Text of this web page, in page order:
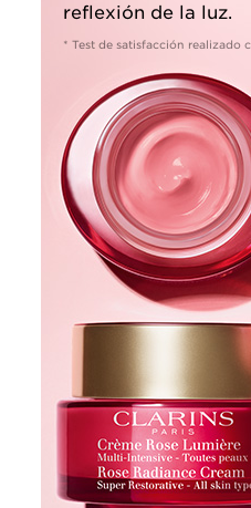
reflexión de la luz.
* Test de satisfacción realizado